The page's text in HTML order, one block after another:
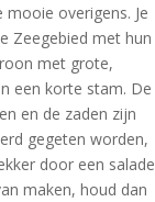
overigens. Je
Zeegebied met hun
met grote,
een korte stam. De
en de zaden zijn
gegeten worden,
door een salade
maken, houd dan